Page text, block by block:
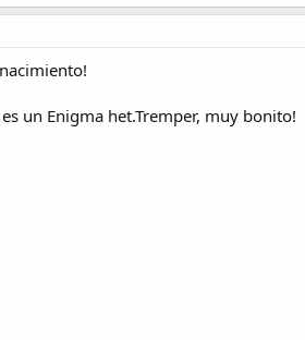
un Enigma het.Tremper, muy bonito!